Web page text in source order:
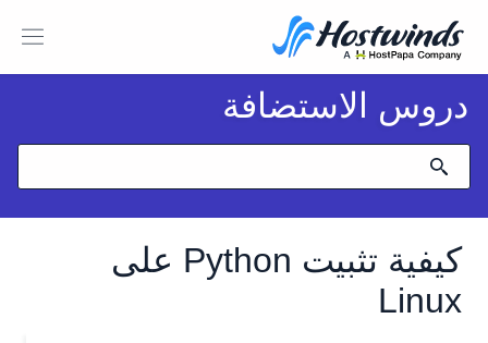
دروس الاستضافة
كيفية تثبيت Python على
Linux